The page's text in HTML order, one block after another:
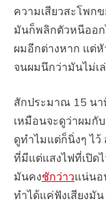
ความเสียวสะโพก
มันก็พลิกตัวหนีออก
ผมอีกต่างหาก แต่หั
จนผมนึกว่ามันไม่เ
สักประมาณ 15 น
เหมือนจะดูว่าผมกั
ดูทำไมแต่ก็นิ่งๆ ไว้
ที่มีแต่แสงไฟที่เปิดไ
มันคงชักว่าวแน่นอ
ทำได้แค่ฟังเสียงมัน